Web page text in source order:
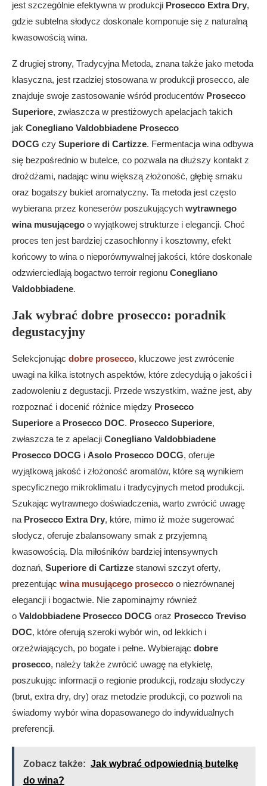
jest szczególnie efektywna w produkcji Prosecco Extra Dry,
gdzie subtelna słodycz doskonale komponuje się z naturalną
kwasowością wina.
Z drugiej strony, Tradycyjna Metoda, znana także jako metoda
klasyczna, jest rzadziej stosowana w produkcji prosecco, ale
znajduje swoje zastosowanie wśród producentów Prosecco
Superiore, zwłaszcza w prestiżowych apelacjach takich
jak Conegliano Valdobbiadene Prosecco
DOCG czy Superiore di Cartizze. Fermentacja wina odbywa
się bezpośrednio w butelce, co pozwala na dłuższy kontakt z
drożdżami, nadając winu większą złożoność, głębię smaku
oraz bogatszy bukiet aromatyczny. Ta metoda jest często
wybierana przez koneserów poszukujących wytrawnego
wina musującego o wyjątkowej strukturze i elegancji. Choć
proces ten jest bardziej czasochłonny i kosztowny, efekt
końcowy to wina o nieporównywalnej jakości, które doskonale
odzwierciedlają bogactwo terroir regionu Conegliano
Valdobbiadene.
Jak wybrać dobre prosecco: poradnik
degustacyjny
Selekcjonując dobre prosecco, kluczowe jest zwrócenie
uwagi na kilka istotnych aspektów, które zdecydują o jakości i
zadowoleniu z degustacji. Przede wszystkim, ważne jest, aby
rozpoznać i docenić różnice między Prosecco
Superiore a Prosecco DOC. Prosecco Superiore,
zwłaszcza te z apelacji Conegliano Valdobbiadene
Prosecco DOCG i Asolo Prosecco DOCG, oferuje
wyjątkową jakość i złożoność aromatów, które są wynikiem
specyficznego mikroklimatu i tradycyjnych metod produkcji.
Szukając wytrawnego doświadczenia, warto zwrócić uwagę
na Prosecco Extra Dry, które, mimo iż może sugerować
słodycz, oferuje zbalansowany smak z przyjemną
kwasowością. Dla miłośników bardziej intensywnych
doznań, Superiore di Cartizze stanowi szczyt oferty,
prezentując wina musującego prosecco o niezrównanej
elegancji i bogactwie. Nie zapominajmy również
o Valdobbiadene Prosecco DOCG oraz Prosecco Treviso
DOC, które oferują szeroki wybór win, od lekkich i
orzeźwiających, po bogate i pełne. Wybierając dobre
prosecco, należy także zwrócić uwagę na etykietę,
poszukując informacji o regionie produkcji, rodzaju słodyczy
(brut, extra dry, dry) oraz metodzie produkcji, co pozwoli na
świadomy wybór wina dopasowanego do indywidualnych
preferencji.
Zobacz także: Jak wybrać odpowiednią butelkę
do wina?